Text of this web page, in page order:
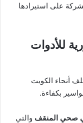
على استيرادها
للأدوات
أنحاء الكويت
بكفاءة.
صحي المنقف والتي